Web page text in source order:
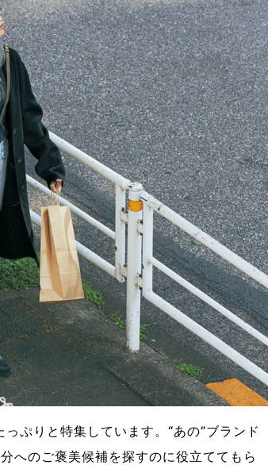
ぷりと特集しています。“あの”ブランド
へのご褒美候補を探すのに役立ててもら